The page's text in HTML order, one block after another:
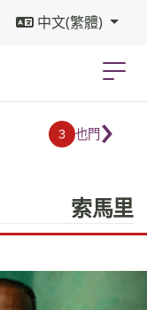
中文(繁體)
3 也門›
索馬里